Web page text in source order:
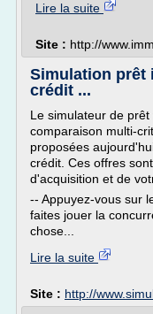
Lire la suite
Site : http://
Simulation prêt
crédit ...
Le simulateur de
comparaison multi-
proposées
crédit. Ces offres
d'acquisition et de
-- Appuyez-vous sur
faites jouer la
chose...
Lire la suite
Site : http://